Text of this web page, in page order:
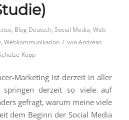
, Blog Deutsch, Social Media, Web
, Webkommunikation / vonAndreas
Kopp
Marketing ist derzeit in aller
springen derzeit so viele auf
gefragt, warum meine viele
dem Beginn der Social Media